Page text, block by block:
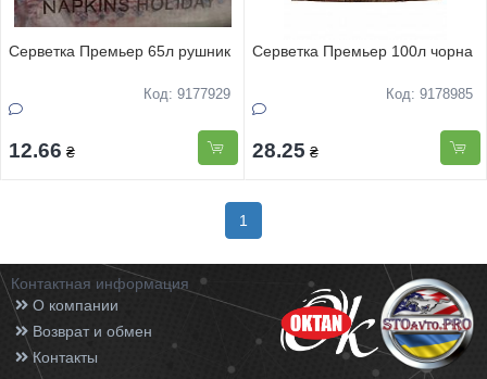
Серветка Премьер 65л рушник
Код: 9177929
12.66 ₴
Серветка Премьер 100л чорна
Код: 9178985
28.25 ₴
1
Контактная информация
О компании
Возврат и обмен
Контакты